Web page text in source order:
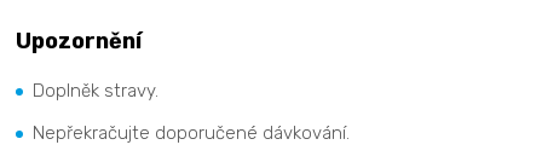
Upozornění
Doplněk stravy.
Nepřekračujte doporučené dávkování.